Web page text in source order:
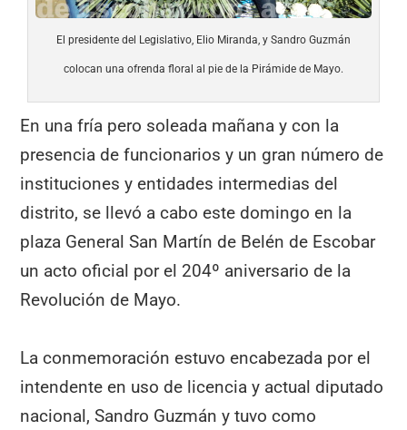
El presidente del Legislativo, Elio Miranda, y Sandro Guzmán
colocan una ofrenda floral al pie de la Pirámide de Mayo.
En una fría pero soleada mañana y con la
presencia de funcionarios y un gran número de
instituciones y entidades intermedias del
distrito, se llevó a cabo este domingo en la
plaza General San Martín de Belén de Escobar
un acto oficial por el 204º aniversario de la
Revolución de Mayo.
La conmemoración estuvo encabezada por el
intendente en uso de licencia y actual diputado
nacional, Sandro Guzmán y tuvo como